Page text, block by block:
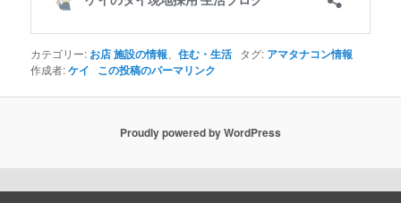
カテゴリー: お店 施設の情報 、住む・生活 タグ: アマタナコン情報
作成者:ケイ この投稿のパーマリンク
Proudly powered by WordPress